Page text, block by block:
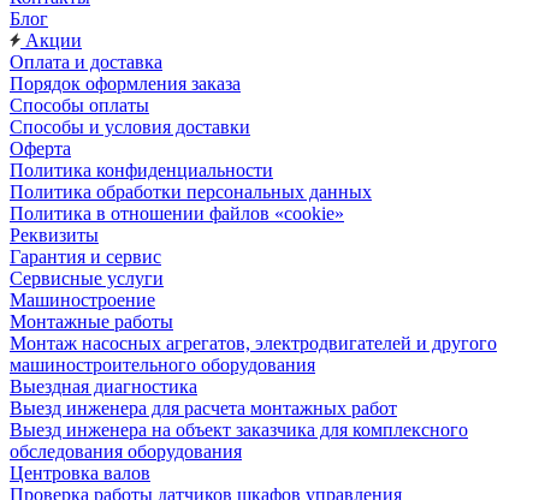
Блог
Акции
Оплата и доставка
Порядок оформления заказа
Способы оплаты
Способы и условия доставки
Оферта
Политика конфиденциальности
Политика обработки персональных данных
Политика в отношении файлов «cookie»
Реквизиты
Гарантия и сервис
Сервисные услуги
Машиностроение
Монтажные работы
Монтаж насосных агрегатов, электродвигателей и другого
машиностроительного оборудования
Выездная диагностика
Выезд инженера для расчета монтажных работ
Выезд инженера на объект заказчика для комплексного
обследования оборудования
Центровка валов
Проверка работы датчиков шкафов управления